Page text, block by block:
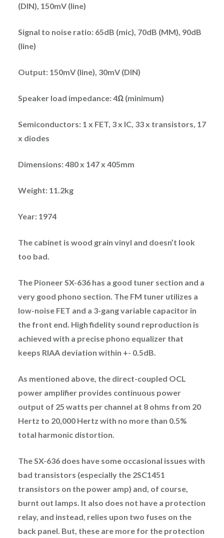
(DIN), 150mV (line)
Signal to noise ratio: 65dB (mic), 70dB (MM), 90dB
(line)
Output: 150mV (line), 30mV (DIN)
Speaker load impedance: 4Ω (minimum)
Semiconductors: 1 x FET, 3 x IC, 33 x transistors, 17
x diodes
Dimensions: 480 x 147 x 405mm
Weight: 11.2kg
Year: 1974
The cabinet is wood grain vinyl and doesn’t look
too bad.
The Pioneer SX-636 has a good tuner section and a
very good phono section. The FM tuner utilizes a
low-noise FET and a 3-gang variable capacitor in
the front end. High fidelity sound reproduction is
achieved with a precise phono equalizer that
keeps RIAA deviation within +- 0.5dB.
As mentioned above, the direct-coupled OCL
power amplifier provides continuous power
output of 25 watts per channel at 8 ohms from 20
Hertz to 20,000 Hertz with no more than 0.5%
total harmonic distortion.
The SX-636 does have some occasional issues with
bad transistors (especially the 2SC1451
transistors on the power amp) and, of course,
burnt out lamps. It also does not have a protection
relay, and instead, relies upon two fuses on the
back panel. But, these are more for the protection